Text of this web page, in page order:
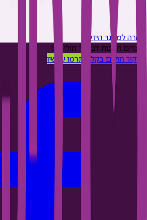
חזרה למאגר הידע
יוצרים תרבות לביקור חולים ✨
ביקור חולים בקליק
תרמו עכשיו